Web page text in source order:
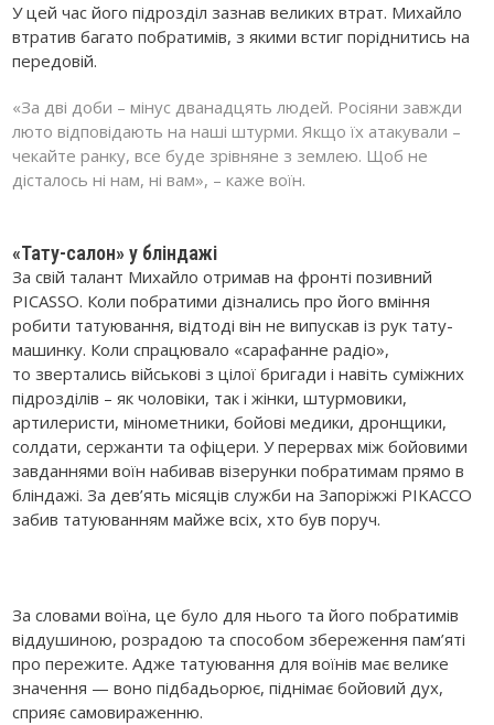
У цей час його підрозділ зазнав великих втрат. Михайло
втратив багато побратимів, з якими встиг поріднитись на
передовій.
«За дві доби – мінус дванадцять людей. Росіяни завжди
люто відповідають на наші штурми. Якщо їх атакували –
чекайте ранку, все буде зрівняне з землею. Щоб не
дісталось ні нам, ні вам», – каже воїн.
«Тату-салон» у бліндажі
За свій талант Михайло отримав на фронті позивний
PICASSO. Коли побратими дізнались про його вміння
робити татуювання, відтоді він не випускав із рук тату-
машинку. Коли спрацювало «сарафанне радіо»,
то звертались військові з цілої бригади і навіть суміжних
підрозділів – як чоловіки, так і жінки, штурмовики,
артилеристи, мінометники, бойові медики, дронщики,
солдати, сержанти та офіцери. У перервах між бойовими
завданнями воїн набивав візерунки побратимам прямо в
бліндажі. За дев’ять місяців служби на Запоріжжі PIKACCO
забив татуюванням майже всіх, хто був поруч.
За словами воїна, це було для нього та його побратимів
віддушиною, розрадою та способом збереження пам’яті
про пережите. Адже татуювання для воїнів має велике
значення — воно підбадьорює, піднімає бойовий дух,
сприяє самовираженню.